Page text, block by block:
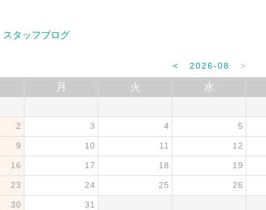
スタッフブログ
< 2026-08 >
月 火 水
2 3 4 5
9 10 11 12
16 17 18 19
23 24 25 26
30 31